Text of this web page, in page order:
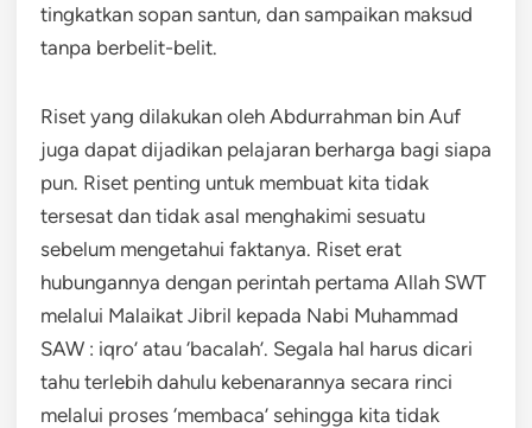
tingkatkan sopan santun, dan sampaikan maksud
tanpa berbelit-belit.
Riset yang dilakukan oleh Abdurrahman bin Auf
juga dapat dijadikan pelajaran berharga bagi siapa
pun. Riset penting untuk membuat kita tidak
tersesat dan tidak asal menghakimi sesuatu
sebelum mengetahui faktanya. Riset erat
hubungannya dengan perintah pertama Allah SWT
melalui Malaikat Jibril kepada Nabi Muhammad
SAW : iqro’ atau ‘bacalah’. Segala hal harus dicari
tahu terlebih dahulu kebenarannya secara rinci
melalui proses ‘membaca’ sehingga kita tidak